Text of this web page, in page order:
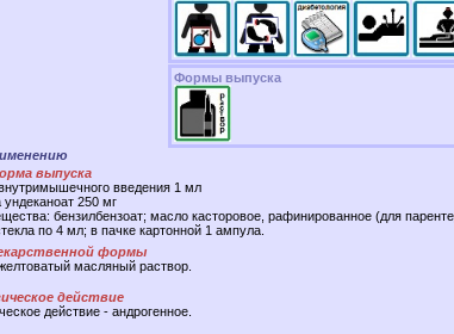
Формы выпуска
выпуска
введения 1 мл
ундеканоат 250 мг
бензилбензоат; масло касторовое, рафинированное (для
по 4 мл; в пачке картонной 1 ампула.
формы
масляный раствор.
действие
действие - андрогенное.